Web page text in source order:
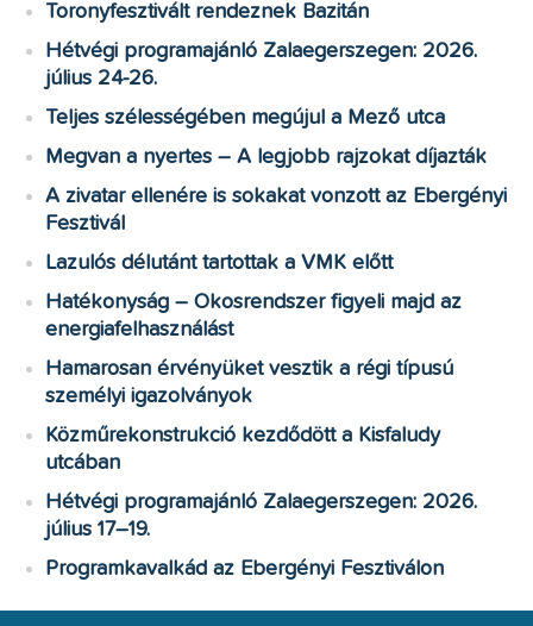
Toronyfesztivált rendeznek Bazitán
Hétvégi programajánló Zalaegerszegen: 2026.
július 24-26.
Teljes szélességében megújul a Mező utca
Megvan a nyertes – A legjobb rajzokat díjazták
A zivatar ellenére is sokakat vonzott az Ebergényi
Fesztivál
Lazulós délutánt tartottak a VMK előtt
Hatékonyság – Okosrendszer figyeli majd az
energiafelhasználást
Hamarosan érvényüket vesztik a régi típusú
személyi igazolványok
Közműrekonstrukció kezdődött a Kisfaludy
utcában
Hétvégi programajánló Zalaegerszegen: 2026.
július 17–19.
Programkavalkád az Ebergényi Fesztiválon